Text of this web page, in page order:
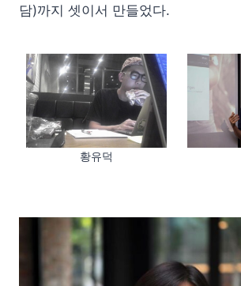
담)까지 셋이서 만들었다.
황유덕